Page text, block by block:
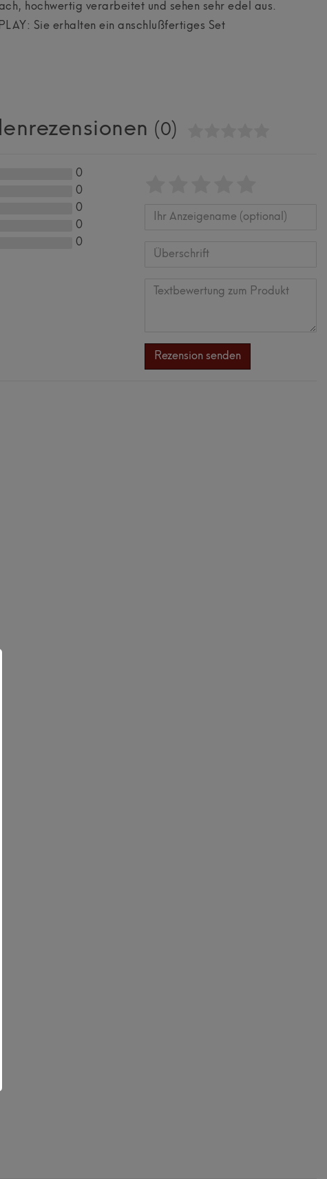
hochwertig verarbeitet und sehen sehr edel aus.
Sie erhalten ein anschlußfertiges Set
(0)
0
0
0
0
0
von
von
von
von
von
Anzeigename
zum
Produkt
Rezension senden